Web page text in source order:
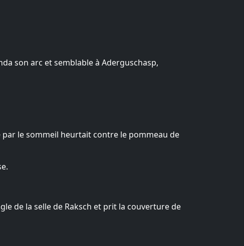
son arc et semblable à Aderguschasp,
le sommeil heurtait contre le pommeau de
de la selle de Raksch et prit la couverture de